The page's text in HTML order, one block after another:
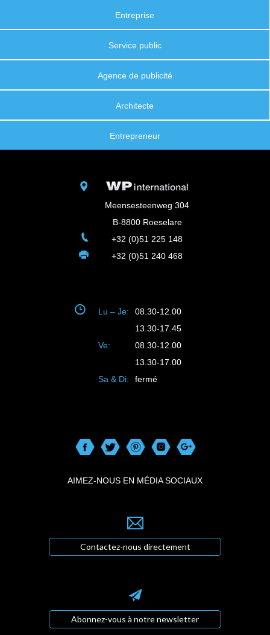
Entreprise
Service public
Agence de publicité
Architecte
Entrepreneur
Meensesteenweg 304
B-8800 Roeselare
+32 (0)51 225 148
+32 (0)51 240 468
Lu – Je:
08.30-12.00
13.30-17.45
Ve:
08.30-12.00
13.30-17.00
Sa & Di:
fermé
AIMEZ-NOUS EN MÉDIA SOCIAUX
Contactez-nous directement
Abonnez-vous à notre newsletter